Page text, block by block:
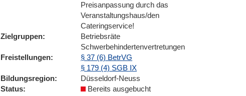
Preisanpassung durch das
Veranstaltungshaus/den
Cateringservice!
Zielgruppen
Betriebsräte
Schwerbehindertenvertretungen
Freistellungen
§ 37 (6) BetrVG
§ 179 (4) SGB IX
Bildungsregion
Düsseldorf-Neuss
Status
Bereits ausgebucht